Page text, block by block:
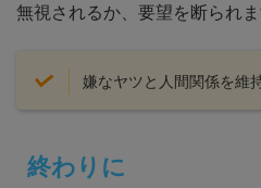
無視されるか、要望を断られま
嫌なヤツと人間関係を維
終わりに